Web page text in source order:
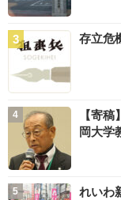
存立危
【寄
岡大学
れいわ